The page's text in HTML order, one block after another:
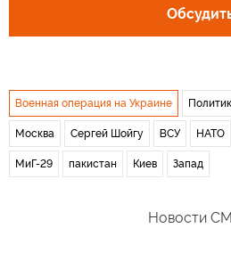
Военная операция на Украине
Москва Сергей Шойгу ВСУ НАТО
МиГ-29 пакистан Киев Запад
Новости